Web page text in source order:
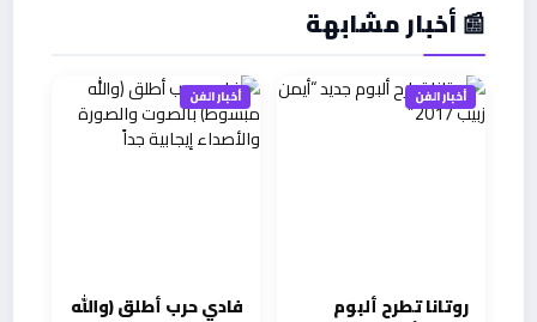
📰 أخبار مشابهة
أخبار الفن
روتانا تطرح ألبوم
أخبار الفن
فادي حرب أطلق (والله